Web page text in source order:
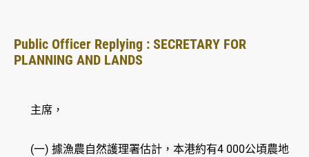
Public Officer Replying : SECRETARY FOR
PLANNING AND LANDS
主席，
(一) 據漁農自然護理署估計，本港約有4 000公頃農地